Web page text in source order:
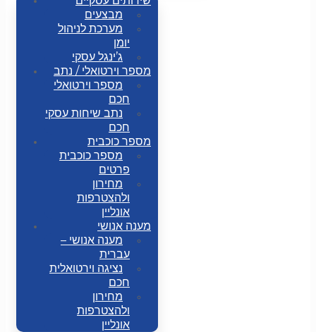
מבצעים
מערכת לניהול
יומן
ג’ינגל עסקי
מספר וירטואלי / נתב
מספר וירטואלי
חכם
נתב שיחות עסקי
חכם
מספר כוכבית
מספר כוכבית
פרטים
מחירון
ולהצטרפות
אונליין
מענה אנושי
מענה אנושי –
עברית
נציגה וירטואלית
חכם
מחירון
ולהצטרפות
אונליין